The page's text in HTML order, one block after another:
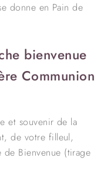
donne en Pain de
bienvenue
Communion
et souvenir de la
de votre filleul,
Bienvenue (tirage